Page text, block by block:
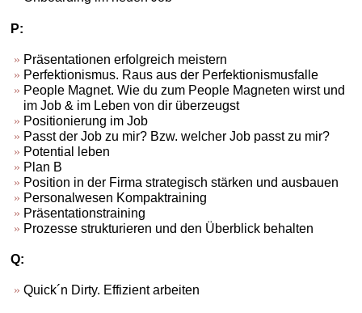
P:
Präsentationen erfolgreich meistern
Perfektionismus. Raus aus der Perfektionismusfalle
People Magnet. Wie du zum People Magneten wirst und
im Job & im Leben von dir überzeugst
Positionierung im Job
Passt der Job zu mir? Bzw. welcher Job passt zu mir?
Potential leben
Plan B
Position in der Firma strategisch stärken und ausbauen
Personalwesen Kompaktraining
Präsentationstraining
Prozesse strukturieren und den Überblick behalten
Q:
Quick´n Dirty. Effizient arbeiten